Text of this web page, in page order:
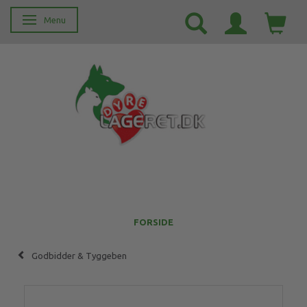
Skifte navigation
Menu
FORSIDE
Godbidder & Tyggeben